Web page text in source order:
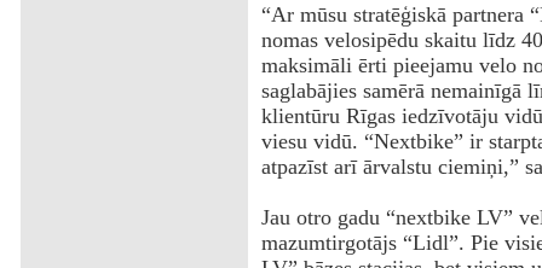
‌“Ar mūsu stratēģiskā partnera
nomas velosipēdu skaitu līdz
maksimāli ērti pieejamu velo
saglabājies samērā nemainīgā
klientūru Rīgas iedzīvotāju
viesu vidū. “Nextbike” ir
atpazīst arī ārvalstu ciemiņi,”
Jau otro gadu “nextbike LV”
mazumtirgotājs “Lidl”. Pie